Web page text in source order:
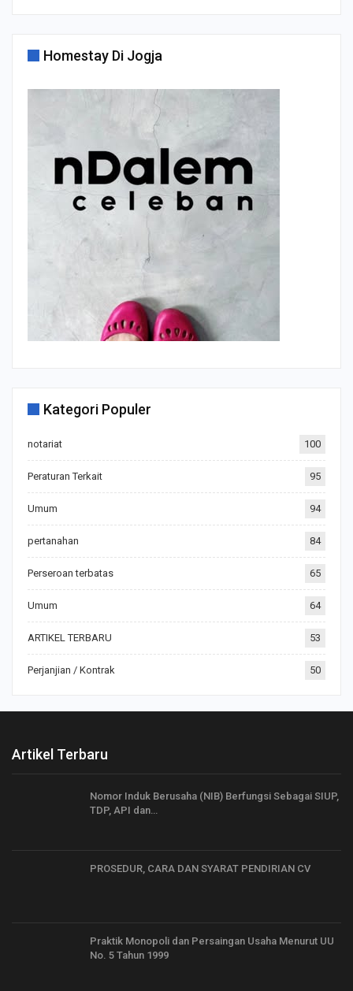
Homestay Di Jogja
Kategori Populer
notariat 100
Peraturan Terkait 95
Umum 94
pertanahan 84
Perseroan terbatas 65
Umum 64
ARTIKEL TERBARU 53
Perjanjian / Kontrak 50
Artikel Terbaru
Nomor Induk Berusaha (NIB) Berfungsi Sebagai SIUP,
TDP, API dan…
PROSEDUR, CARA DAN SYARAT PENDIRIAN CV
Praktik Monopoli dan Persaingan Usaha Menurut UU
No. 5 Tahun 1999